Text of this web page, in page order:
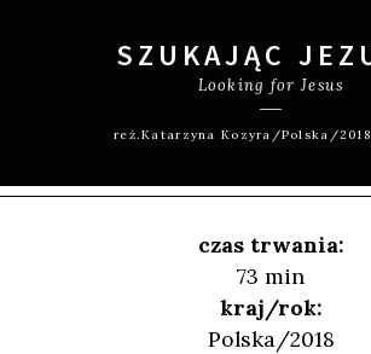
SZUKAJĄC
Looking for Jesus
reż.Katarzyna Kozyra/Polska/
czas trwania:
73 min
kraj/rok:
Polska/2018